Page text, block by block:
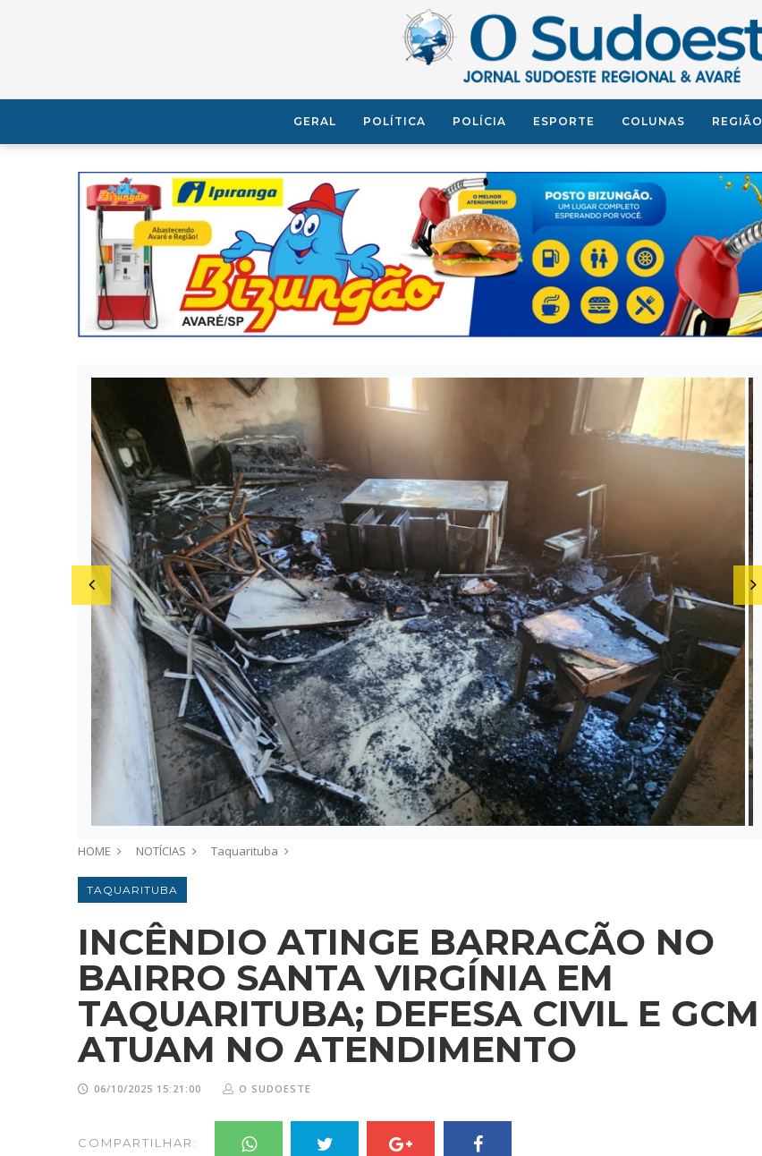
GERAL POLÍTICA POLÍCIA ESPORTE COLUNAS REGIÃO
HOME NOTÍCIAS Taquarituba
TAQUARITUBA
INCÊNDIO ATINGE BARRACÃO NO
BAIRRO SANTA VIRGÍNIA EM
TAQUARITUBA; DEFESA CIVIL E GCM
ATUAM NO ATENDIMENTO
06/10/2025 15:21:00 O SUDOESTE
COMPARTILHAR: